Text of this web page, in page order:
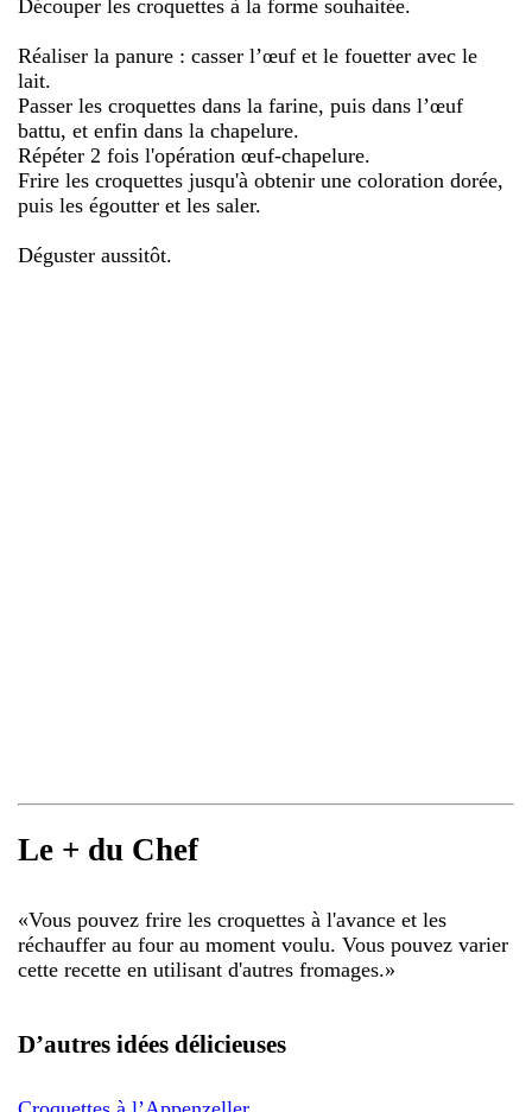
Découper les croquettes à la forme souhaitée.
Réaliser la panure : casser l’œuf et le fouetter avec le
lait.
Passer les croquettes dans la farine, puis dans l’œuf
battu, et enfin dans la chapelure.
Répéter 2 fois l'opération œuf-chapelure.
Frire les croquettes jusqu'à obtenir une coloration dorée,
puis les égoutter et les saler.
Déguster aussitôt.
Le + du Chef
«Vous pouvez frire les croquettes à l'avance et les
réchauffer au four au moment voulu. Vous pouvez varier
cette recette en utilisant d'autres fromages.»
D’autres idées délicieuses